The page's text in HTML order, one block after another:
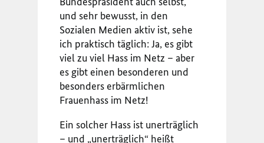
und sehr bewusst, in den
Sozialen Medien aktiv ist, sehe
ich praktisch täglich: Ja, es gibt
viel zu viel Hass im Netz – aber
es gibt einen besonderen und
besonders erbärmlichen
Frauenhass im Netz!
Ein solcher Hass ist unerträglich
– und „unerträglich“ heißt